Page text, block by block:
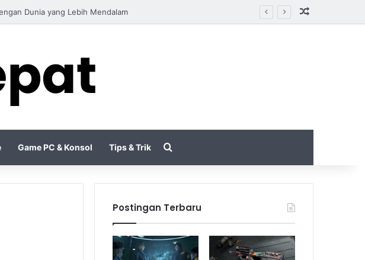
Eksklusif untuk Pertempuran Lebih Seru
Game PC & Konsol Tips & Trik
Postingan Terbaru